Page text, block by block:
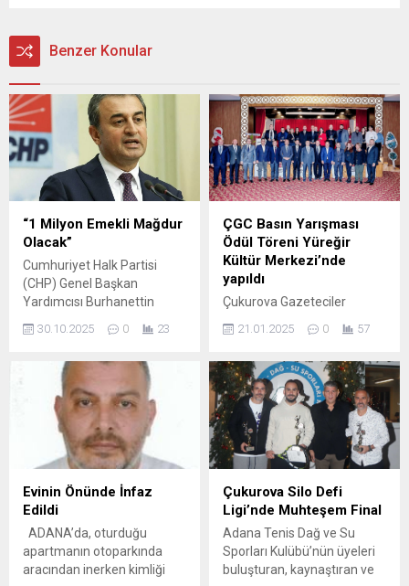
Benzer Konular
“1 Milyon Emekli Mağdur
Olacak”
Cumhuriyet Halk Partisi
(CHP) Genel Başkan
Yardımcısı Burhanettin
Bulut, Sosyal Güvenlik
Kurumu’na (SGK) prim borcu
aylıklarından yüzde 25’e
kadar kesinti yapılmasını
öngören kanun teklifine
tepki gösterdi. Bulut,
TBMM’ye sunulan ve SGK
prim borcu bulunan
emeklilerin aylıklarından
yüzde 25’e kadar kesinti
teklifine ilişkin sosyal medya
hesabından...
30.10.2025 0 23
ÇGC Basın Yarışması
Ödül Töreni Yüreğir
Kültür Merkezi’nde
yapıldı
Çukurova Gazeteciler
Cemiyeti tarafından
geleneksel olarak
ödül töreni Yüreğir Kültür
Merkezi’nde gerçekleştirildi.
Çukurova Gazeteciler
Cemiyeti tarafından
geleneksel olarak
düzenlenen Basın Yarışması
Ödül Törenine Adana Valisi
Yavuz Selim Köşger, Yüreğir
Belediye Başkanı Ali
Demirçalı, Çukurova
Üniversitesi Rektörü Prof. Dr.
Hamit Emrah Beriş,
21.01.2025 0 57
Evinin Önünde İnfaz
Edildi
ADANA’da, oturduğu
apartmanın otoparkında
aracından inerken kimliği
Çukurova Silo Defi
Ligi’nde Muhteşem Final
Adana Tenis Dağ ve Su
Sporları Kulübü’nün üyeleri
buluşturan, kaynaştıran ve